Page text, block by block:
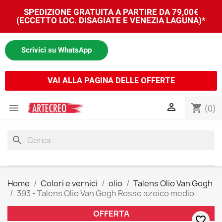
SPEDIZIONE GRATUITA A PARTIRE DA 79,00€
(ECCETTO LOC. DISAGIATE E VENEZIA LAGUNA)*
Scrivici su WhatsApp
VAI ALLA PAGINA DELLE OFFERTE
 shopping_cart (0)

search
Home Colori e vernici olio
Talens Olio Van Gogh
393 - Talens Olio Van Gogh Rosso azoico medio
OFFERTA